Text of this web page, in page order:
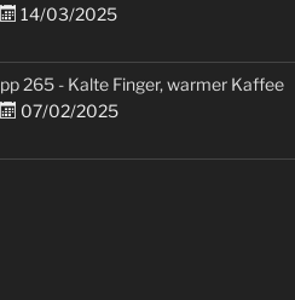
14/03/2025
pp 265 - Kalte Finger, warmer Kaffee
07/02/2025